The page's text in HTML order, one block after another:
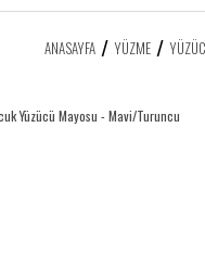
ANASAYFA YÜZME